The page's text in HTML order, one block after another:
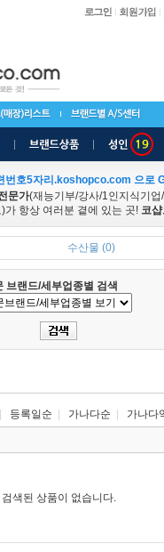
번호5자리.koshopco.com 으로
문가(재능기부/강사/1인지식기업
항상 여러분 곁에 있는 곳! 코
수산물 (0)
브랜드/세부업종별 검색
등록일순 가나다순 가나다
검색된 상품이 없습니다.